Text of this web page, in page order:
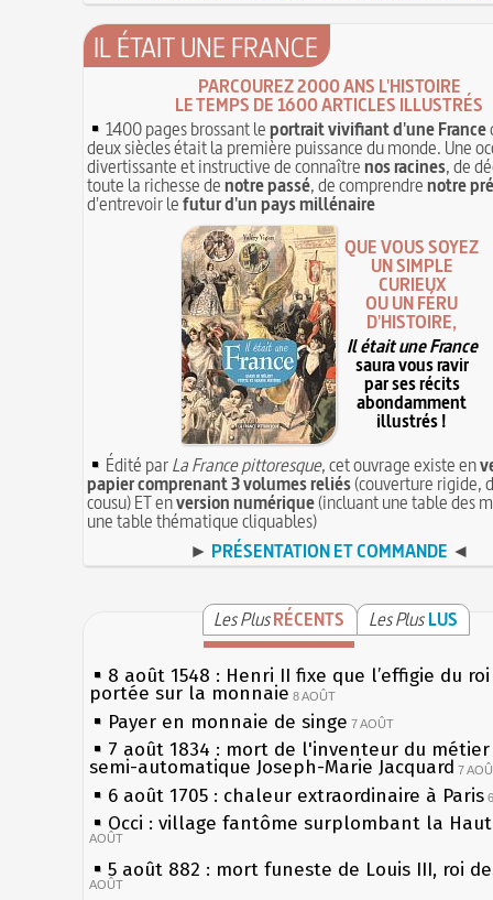
IL ÉTAIT UNE FRANCE
PARCOUREZ 2000 ANS L'HISTOIRE
LE TEMPS DE 1600 ARTICLES ILLUSTRÉS
1400 pages brossant leportrait vivifiant d'une France
deux siècles était la première puissance du monde. Une
divertissante et instructive de connaîtrenos racines, de
toute la richesse denotre passé, de comprendrenotre
d'entrevoir lefutur d'un pays millénaire
QUE VOUS SOYEZ
UN SIMPLE
CURIEUX
OU UN FÉRU
D'HISTOIRE,
Il était une France
saura vous ravir
par ses récits
abondamment
illustrés !
Édité parLa France pittoresque, cet ouvrage existe en
papier comprenant 3 volumes reliés(couverture rigide,
cousu) ET enversion numérique(incluant une table des
une table thématique cliquables)
► PRÉSENTATION ET COMMANDE ◄
Les PlusRÉCENTS Les Plus LUS
8 août 1548 : Henri II fixe que l’effigie du
portée sur la monnaie 8 AOÛT
Payer en monnaie de singe 7 AOÛT
7 août 1834 : mort de l'inventeur du
semi-automatique Joseph-Marie Jacquard 7
6 août 1705 : chaleur extraordinaire à Paris
Occi : village fantôme surplombant la
AOÛT
5 août 882 : mort funeste de Louis III, roi
AOÛT